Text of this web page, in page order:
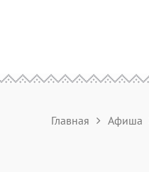
Главная Афиша